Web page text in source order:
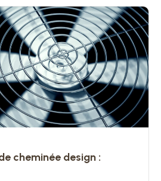
cheminée design :